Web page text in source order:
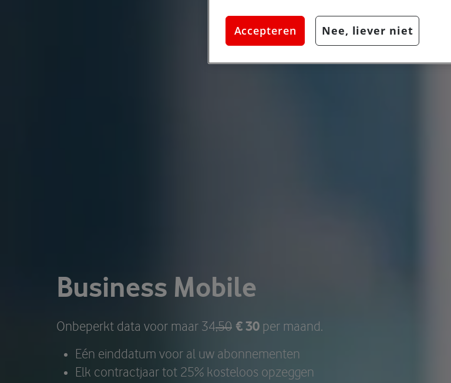
Business Mobile
Onbeperkt data voor maar 34,50 € 30 per maand.
Eén einddatum voor al uw abonnementen
Elk contractjaar tot 25% kosteloos opzeggen
Accepteren Nee, liever niet